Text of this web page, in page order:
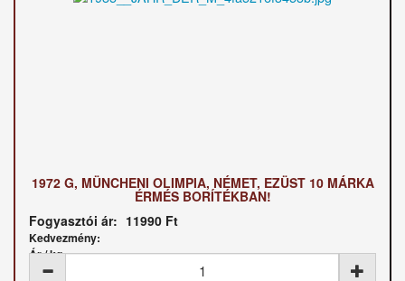
1972 G, MÜNCHENI OLIMPIA, NÉMET, EZÜST 10 MÁRKA
ÉRMÉS BORÍTÉKBAN!
Fogyasztói ár: 11990 Ft
Kedvezmény:
Ár / kg: